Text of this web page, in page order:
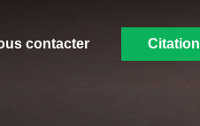
contacter Citation